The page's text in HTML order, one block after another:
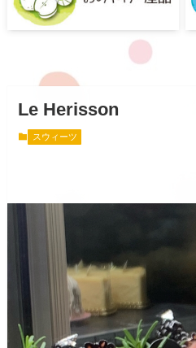
Le Herisson
スウィーツ